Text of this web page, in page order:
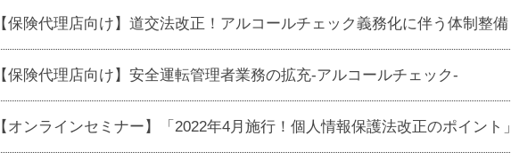
【保険代理店向け】道交法改正！アルコールチェック義務化に伴う体制整備
【保険代理店向け】安全運転管理者業務の拡充-アルコールチェック-
【オンラインセミナー】「2022年4月施行！個人情報保護法改正のポイント」